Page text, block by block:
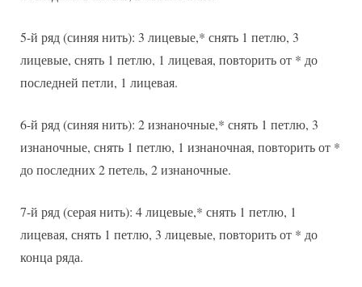
5-й ряд (синяя нить): 3 лицевые,* снять 1 петлю, 3
лицевые, снять 1 петлю, 1 лицевая, повторить от * до
последней петли, 1 лицевая.
6-й ряд (синяя нить): 2 изнаночные,* снять 1 петлю, 3
изнаночные, снять 1 петлю, 1 изнаночная, повторить от *
до последних 2 петель, 2 изнаночные.
7-й ряд (серая нить): 4 лицевые,* снять 1 петлю, 1
лицевая, снять 1 петлю, 3 лицевые, повторить от * до
конца ряда.